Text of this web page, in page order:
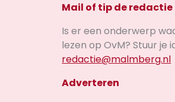
Mail of tip de redactie
Is er een onderwerp
lezen op OvM? Stuur je
redactie@malmberg.nl
Adverteren